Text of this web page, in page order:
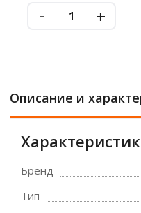
- +
Описание и
Бренд
Тип